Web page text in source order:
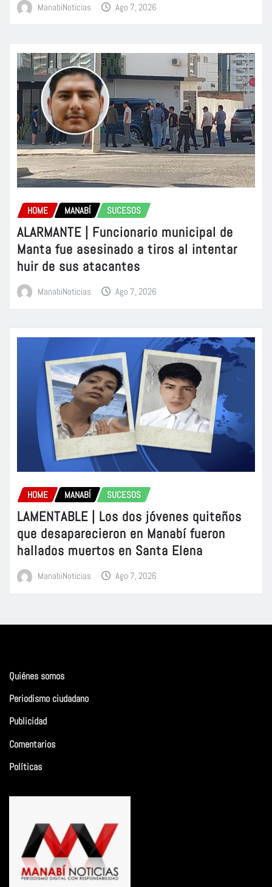
ManabiNoticias Ago 7, 2026
HOME MANABÍ SUCESOS
ALARMANTE | Funcionario municipal de
Manta fue asesinado a tiros al intentar
huir de sus atacantes
ManabiNoticias Ago 7, 2026
HOME MANABÍ SUCESOS
LAMENTABLE | Los dos jóvenes quiteños
que desaparecieron en Manabí fueron
hallados muertos en Santa Elena
ManabiNoticias Ago 7, 2026
Quiénes somos
Periodismo ciudadano
Publicidad
Comentarios
Políticas